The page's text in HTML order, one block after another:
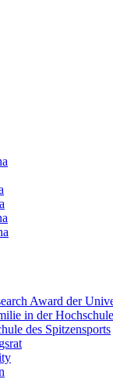
Award der
in der Hochschule
des Spitzensports